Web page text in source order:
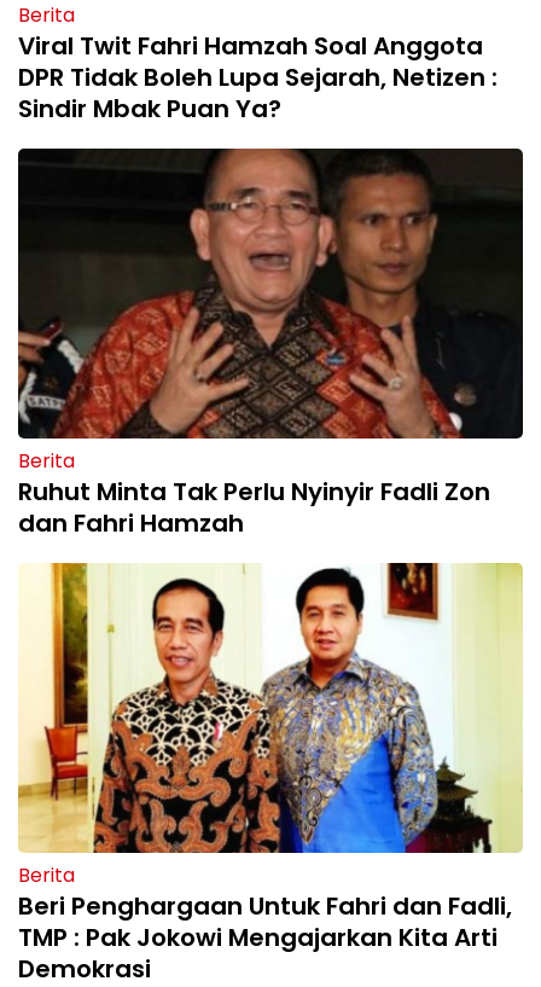
Berita
Viral Twit Fahri Hamzah Soal Anggota
DPR Tidak Boleh Lupa Sejarah, Netizen :
Sindir Mbak Puan Ya?
Berita
Ruhut Minta Tak Perlu Nyinyir Fadli Zon
dan Fahri Hamzah
Berita
Beri Penghargaan Untuk Fahri dan Fadli,
TMP : Pak Jokowi Mengajarkan Kita Arti
Demokrasi